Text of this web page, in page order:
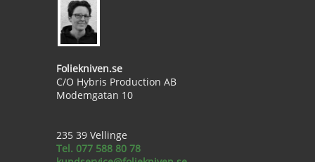
Foliekniven.se
C/O Hybris Production AB
Modemgatan 10
235 39 Vellinge
Tel. 077 588 80 78